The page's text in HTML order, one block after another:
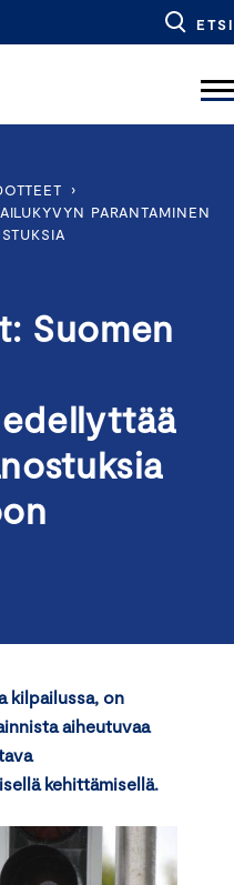
ETSI
›
PARANTAMINEN
Suomen
kilpailussa, on
aiheutuvaa
kehittämisellä.